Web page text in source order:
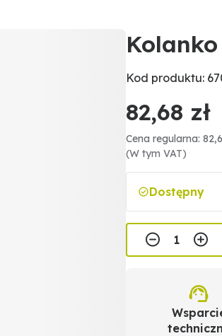
Kod produktu:
82,68 zł
Cena regularna:
(W tym VAT)
Dostępny